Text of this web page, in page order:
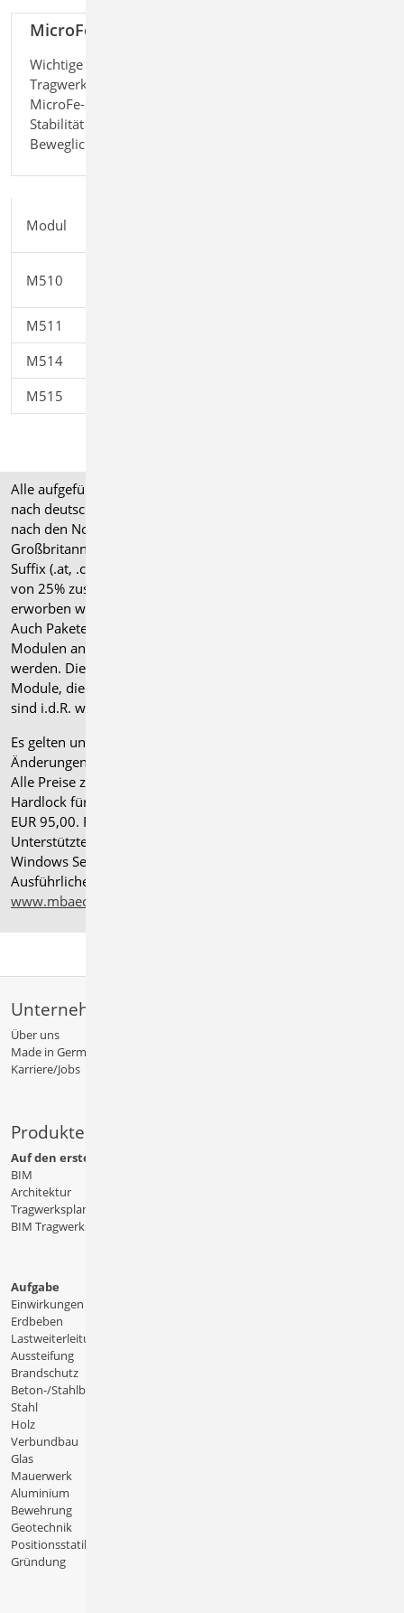
MicroFe Modellanalyse
Wichtige und hilfreiche Informationen zum
Tragwerk liefern die Module in diesem
MicroFe-Paket: Von Grundfrequenz über
Stabilität bis zur kinematischen
Beweglichkeit.
Modul
M510
M511
M514
M515
Alle aufgeführten Preise verstehen sich für Module/Pakete
nach deutschen Normgrundlagen (".de"). Module, die auch
nach den Normen für Österreich, Schweiz, Italien und
Großbritannien verfügbar sind, tragen ein entsprechendes
Suffix (.at, .ch, .it bzw. .uk) und können gegen einen Aufpreis
von 25% zusammen mit dem jeweiligen ".de"-Modul
erworben werden.
Auch Pakete können gegen einen Aufpreis von 25% mit
Modulen anderer Normen (.at, .ch, .it bzw. .uk) erweitert
werden. Die Paketerweiterung umfasst alle entsprechenden
Module, die zum Zeitpunkt des Kaufs verfügbar sind. Das
sind i.d.R. weniger Module als nach deutscher Norm.
Es gelten unsere
Änderungen und Irrtümer vorbehalten.
Alle Preise zzgl. Versandkosten und gesetzlicher MwSt.
Hardlock für Einzelplatzlizenz, je Arbeitsplatz erforderlich
EUR 95,00. Folgelizenz-/Netzwerkbedingungen auf Anfrage.
Unterstützte Betriebssysteme: Windows
Windows Server 2025 mit Windows Terminal Server.
Ausführliche Informationen auf
www.mbaec.de/service/systemvoraussetzungen
Unternehmen
Über uns
Made in Germany
Karriere/Jobs
Produkte
Auf den ersten Blick
BIM
Architektur
Tragwerksplanung
BIM Tragwerksplanung
Aufgabe
Einwirkungen
Erdbeben
Lastweiterleitung
Aussteifung
Brandschutz
Beton-/Stahlbeton
Stahl
Holz
Verbundbau
Glas
Mauerwerk
Aluminium
Bewehrung
Geotechnik
Positionsstatik
Gründung